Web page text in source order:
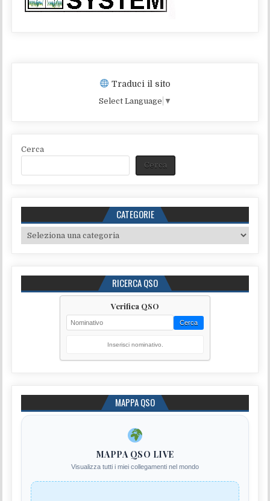
Traduci il sito
Select Language ▼
Cerca
Cerca
CATEGORIE
Categorie
RICERCA QSO
Verifica QSO
Cerca
Inserisci nominativo.
MAPPA QSO
MAPPA QSO LIVE
Visualizza tutti i miei collegamenti nel mondo